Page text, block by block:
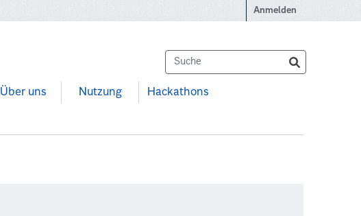
Anmelden
Über uns Nutzung Hackathons